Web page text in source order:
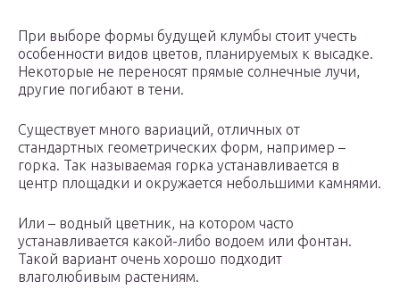
При выборе формы будущей клумбы стоит учесть
особенности видов цветов, планируемых к высадке.
Некоторые не переносят прямые солнечные лучи,
другие погибают в тени.
Существует много вариаций, отличных от
стандартных геометрических форм, например –
горка. Так называемая горка устанавливается в
центр площадки и окружается небольшими камнями.
Или – водный цветник, на котором часто
устанавливается какой-либо водоем или фонтан.
Такой вариант очень хорошо подходит
влаголюбивым растениям.